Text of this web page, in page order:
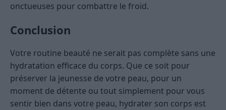
onctueuses pour combattre le froid.
Conclusion
Votre routine beauté ne serait pas complète sans une
hydratation efficace du corps. Que ce soit pour
préserver la jeunesse de votre peau, pour un
moment de détente ou tout simplement pour vous
sentir bien dans votre peau, hydrater son corps est